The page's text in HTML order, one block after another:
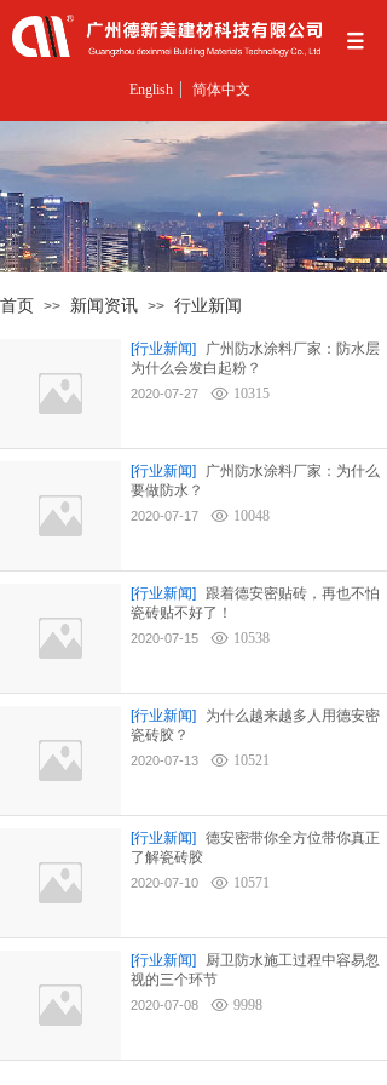
English 简体中文
首页 >> 新闻资讯 >> 行业新闻
[行业新闻]
广州防水涂料厂家：防水层
为什么会发白起粉？
2020-07-27 10315
[行业新闻]
广州防水涂料厂家：为什么
要做防水？
2020-07-17 10048
[行业新闻]
跟着德安密贴砖，再也不怕
瓷砖贴不好了！
2020-07-15 10538
[行业新闻]
为什么越来越多人用德安密
瓷砖胶？
2020-07-13 10521
[行业新闻]
德安密带你全方位带你真正
了解瓷砖胶
2020-07-10 10571
[行业新闻]
厨卫防水施工过程中容易忽
视的三个环节
2020-07-08 9998